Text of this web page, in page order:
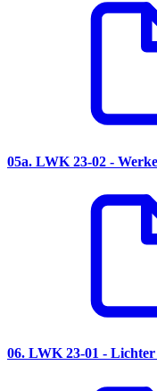
05a. LWK 23-02 -
06. LWK 23-01 - Lichter